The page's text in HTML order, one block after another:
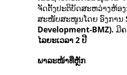
ຈັດຕັ້ງປະຕິບັດສະຫວ່າງຫ້ອ
ສະໜັບສະໜູນໂດຍ ອົງການ
Development-BMZ). ມີ
ໄລຍະເວລາ 2 ປີ
ພາລະໜ້າທີ່ຫຼັກ